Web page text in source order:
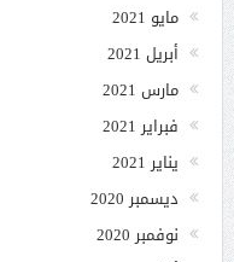
مايو 2021
أبريل 2021
مارس 2021
فبراير 2021
يناير 2021
ديسمبر 2020
نوفمبر 2020